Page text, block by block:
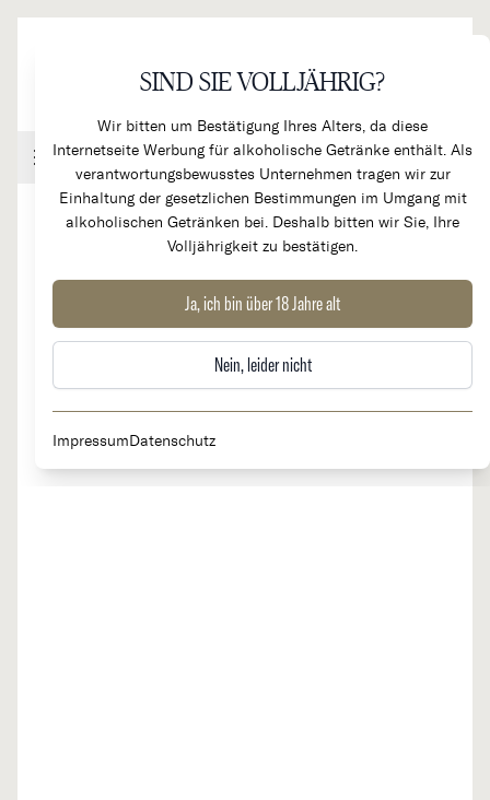
SIND SIE VOLLJÄHRIG?
Wir bitten um Bestätigung Ihres Alters, da diese
Internetseite Werbung für alkoholische Getränke enthält. Als
verantwortungsbewusstes Unternehmen tragen wir zur
Einhaltung der gesetzlichen Bestimmungen im Umgang mit
alkoholischen Getränken bei. Deshalb bitten wir Sie, Ihre
Volljährigkeit zu bestätigen.
Ja, ich bin über 18 Jahre alt
Nein, leider nicht
ImpressumDatenschutz
Handel & Gastronomie Kundenkonto Warenkorb
Grüner Veltliner Loibenberg
Smaragd